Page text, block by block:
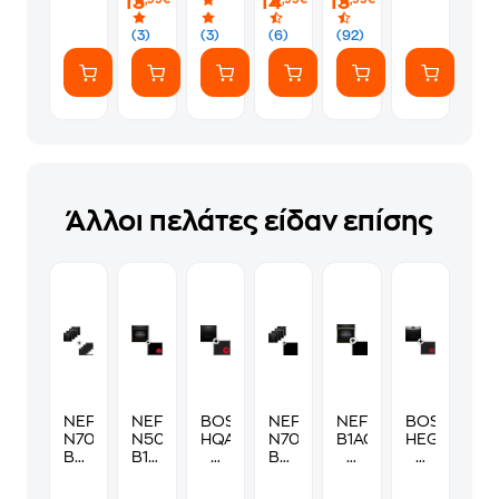
(3)
(7
Αυτοκόλλητα)
(3)
ευγενικά
(6) (92)
Άλλοι πελάτες είδαν επίσης
NEFF
N70
B59CR3AY0
NEFF
Ν50
B1ACE4AG3
BOSCH
HQA574BB3
&
NEFF
N70
B59CR3AY0
NEFF
B1ACC2AN3
&
BOSCH
HEG537BS4
&